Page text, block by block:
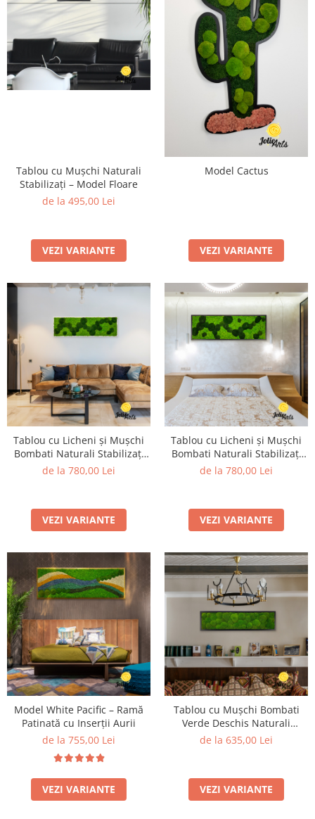
Tablou cu Mușchi Naturali
Stabilizați – Model Floare
de la 495,00 Lei
VEZI VARIANTE
Model Cactus
VEZI VARIANTE
Tablou cu Licheni și Mușchi
Bombati Naturali Stabilizați
Verde Închis
de la 780,00 Lei
VEZI VARIANTE
Tablou cu Licheni și Mușchi
Bombati Naturali Stabilizați
Verde Închis – Jolie Arts
de la 780,00 Lei
VEZI VARIANTE
Model White Pacific – Ramă
Patinată cu Inserții Aurii
de la 755,00 Lei
VEZI VARIANTE
Tablou cu Mușchi Bombati
Verde Deschis Naturali
Stabilizați – Model Pădure,
de la 635,00 Lei
VEZI VARIANTE